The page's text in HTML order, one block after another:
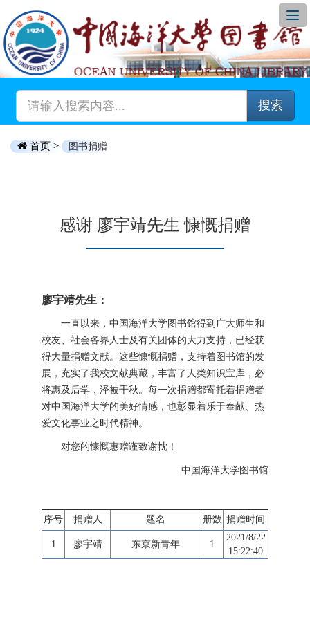
搜索
首页 > 图书捐赠
感谢 廖宇靖先生 慷慨捐赠
廖宇靖先生：
一直以来，中国海洋大学图书馆得到广大师生和
校友、社会各界人士及有关团体的大力支持，已经获
得大量捐赠文献。这些慷慨捐赠，支持着图书馆的发
展，充实了我校文献典藏，丰富了人类知识宝库，必
将惠及后学，泽被千秋。每一次捐赠都寄托着捐赠者
对中国海洋大学的美好情感，也彰显着乐于奉献、热
爱文化事业之时代精神。
对您的慷慨惠赠谨致谢忱！
中国海洋大学图书馆
序号 捐赠人 题名 册数 捐赠时间
1 廖宇靖 东京新青年 1
2021/8/22
15:22:40